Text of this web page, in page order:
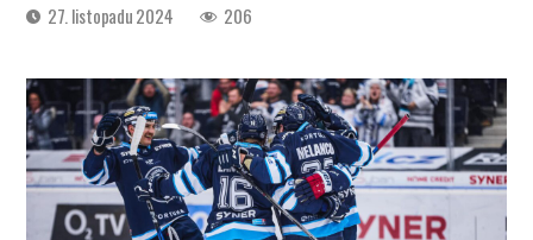
Datum27. listopadu 2024 206